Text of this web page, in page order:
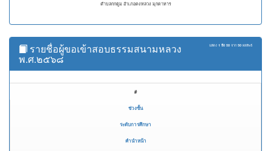
ตำบลกกตูม อำเภอดงหลวง มุกดาหาร
แสดง 1 ถึง 50 จาก 50 ผลลัพธ์
รายชื่อผู้ขอเข้าสอบธรรมสนามหลวง
พ.ศ.๒๕๖๘
#
ช่วงชั้น
ระดับการศึกษา
คำนำหน้า